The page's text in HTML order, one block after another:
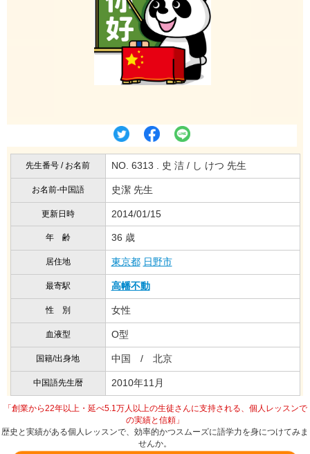
先生番号 / お名前 NO. 6313 . 史 洁 / し けつ 先生
お名前-中国語 史潔 先生
更新日時 2014/01/15
年 齢 36 歳
居住地 東京都 日野市
最寄駅 高幡不動
性 別 女性
血液型 O型
国籍/出身地 中国 / 北京
中国語先生暦 2010年11月
「創業から22年以上・延べ5.1万人以上の生徒さんに支持される、個人レッスンで
の実績と信頼」
歴史と実績がある個人レッスンで、効率的かつスムーズに語学力を身につけてみま
せんか。